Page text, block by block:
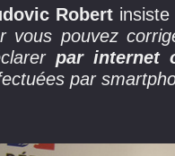
Robert
vous pouvez
par internet
par